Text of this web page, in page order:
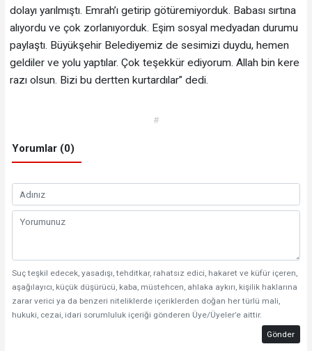
dolayı yarılmıştı. Emrah’ı getirip götüremiyorduk. Babası sırtına
alıyordu ve çok zorlanıyorduk. Eşim sosyal medyadan durumu
paylaştı. Büyükşehir Belediyemiz de sesimizi duydu, hemen
geldiler ve yolu yaptılar. Çok teşekkür ediyorum. Allah bin kere
razı olsun. Bizi bu dertten kurtardılar” dedi.
#
Yorumlar (0)
Suç teşkil edecek, yasadışı, tehditkar, rahatsız edici, hakaret ve küfür içeren,
aşağılayıcı, küçük düşürücü, kaba, müstehcen, ahlaka aykırı, kişilik haklarına
zarar verici ya da benzeri niteliklerde içeriklerden doğan her türlü mali,
hukuki, cezai, idari sorumluluk içeriği gönderen Üye/Üyeler’e aittir.
Gönder